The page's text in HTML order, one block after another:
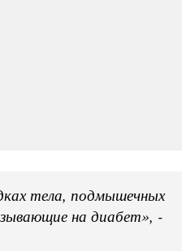
тела, подмышечных
на диабет», -